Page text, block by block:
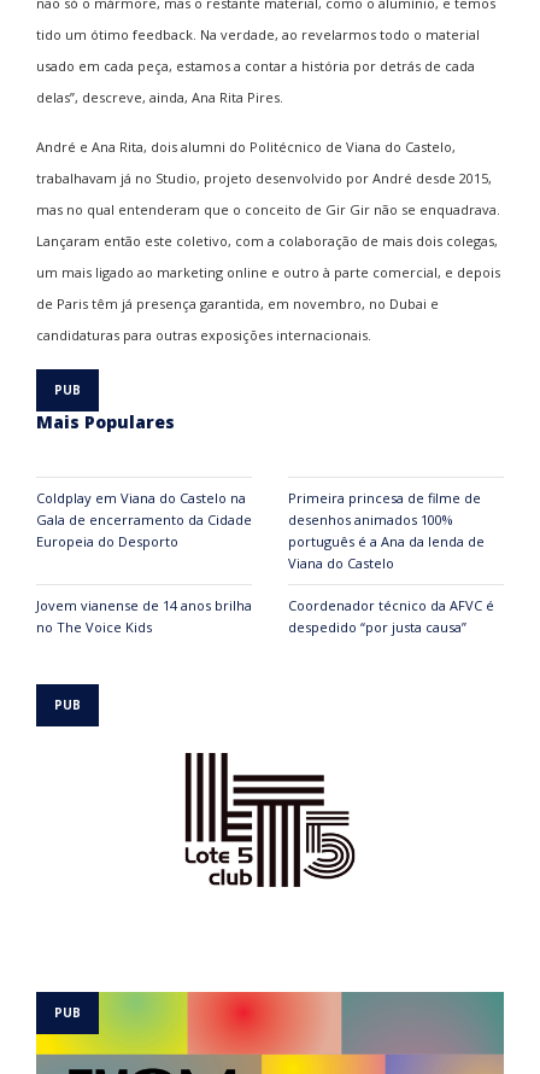
tido um ótimo feedback. Na verdade, ao revelarmos todo o material
usado em cada peça, estamos a contar a história por detrás de cada
delas”, descreve, ainda, Ana Rita Pires.
André e Ana Rita, dois alumni do Politécnico de Viana do Castelo,
trabalhavam já no Studio, projeto desenvolvido por André desde 2015,
mas no qual entenderam que o conceito de Gir Gir não se enquadrava.
Lançaram então este coletivo, com a colaboração de mais dois colegas,
um mais ligado ao marketing online e outro à parte comercial, e depois
de Paris têm já presença garantida, em novembro, no Dubai e
candidaturas para outras exposições internacionais.
Mais Populares
Coldplay em Viana do Castelo na
Gala de encerramento da Cidade
Europeia do Desporto
Primeira princesa de filme de
desenhos animados 100%
português é a Ana da lenda de
Viana do Castelo
Jovem vianense de 14 anos brilha
no The Voice Kids
Coordenador técnico da AFVC é
despedido “por justa causa”